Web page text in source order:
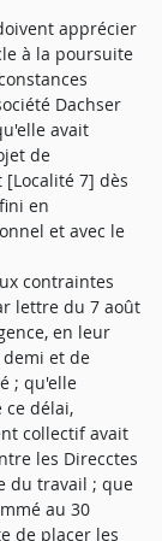
apprécier
à la poursuite
Dachser
avait
de
7] dès
en
et avec le
contraintes
lettre du 7 août
en leur
et de
; qu'elle
ce délai,
collectif avait
les Direcctes
du travail ; que
au 30
de placer les